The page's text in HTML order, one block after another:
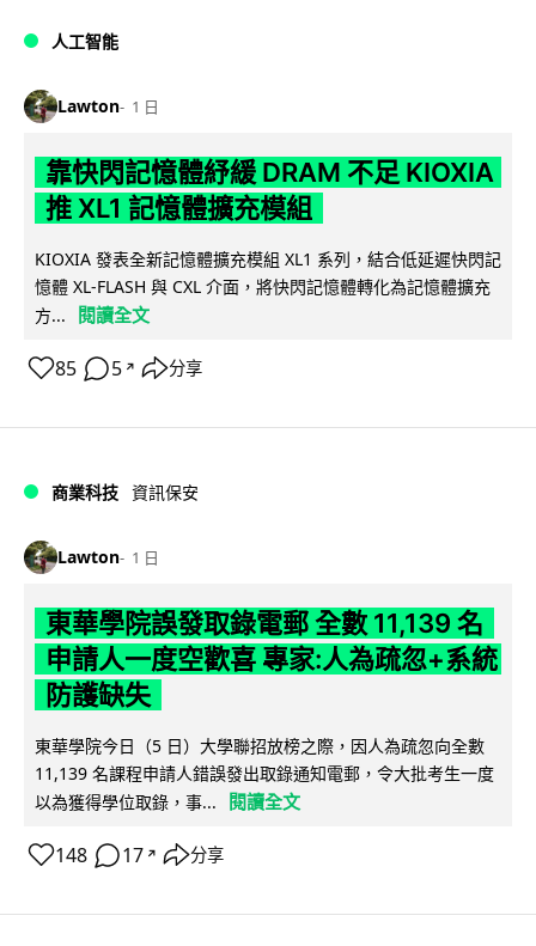
人工智能
Lawton 1 日
靠快閃記憶體紓緩 DRAM 不足 KIOXIA
推 XL1 記憶體擴充模組
KIOXIA 發表全新記憶體擴充模組 XL1 系列，結合低延遲快閃記
憶體 XL-FLASH 與 CXL 介面，將快閃記憶體轉化為記憶體擴充
方...
閱讀全文
85 5 ↗ 分享
商業科技 資訊保安
Lawton 1 日
東華學院誤發取錄電郵 全數 11,139 名
申請人一度空歡喜 專家:人為疏忽+系統
防護缺失
東華學院今日（5 日）大學聯招放榜之際，因人為疏忽向全數
11,139 名課程申請人錯誤發出取錄通知電郵，令大批考生一度
以為獲得學位取錄，事...
閱讀全文
148 17 ↗ 分享